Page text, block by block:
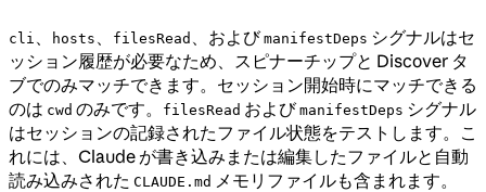
cli hosts filesRead 、およびmanifestDeps シグナルはセ
ッション履歴が必要なため、スピナーチップと Discover タ
ブでのみマッチできます。セッション開始時にマッチできる
のは cwd のみです。 filesRead およびmanifestDeps シグナル
はセッションの記録されたファイル状態をテストします。こ
れには、Claude が書き込みまたは編集したファイルと自動
読み込みされた CLAUDE.md メモリファイルも含まれます。